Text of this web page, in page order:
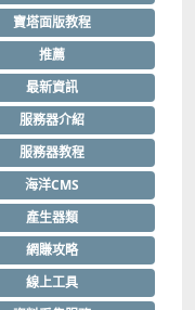
寶塔面版教程
推薦
最新資訊
服務器介紹
服務器教程
海洋CMS
產生器類
網賺攻略
線上工具